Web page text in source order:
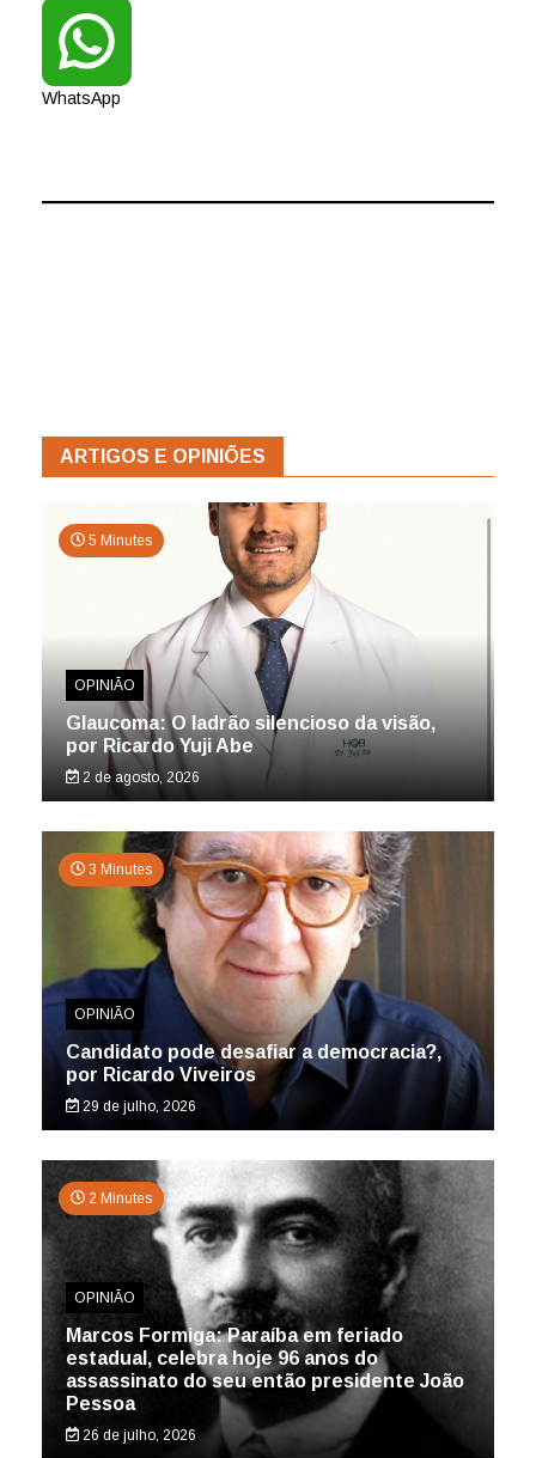
WhatsApp
ARTIGOS E OPINIÕES
5 Minutes
OPINIÃO
Glaucoma: O ladrão silencioso da visão,
por Ricardo Yuji Abe
2 de agosto, 2026
3 Minutes
OPINIÃO
Candidato pode desafiar a democracia?,
por Ricardo Viveiros
29 de julho, 2026
2 Minutes
OPINIÃO
Marcos Formiga: Paraíba em feriado
estadual, celebra hoje 96 anos do
assassinato do seu então presidente João
Pessoa
26 de julho, 2026